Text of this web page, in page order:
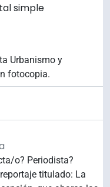
simple
Urbanismo y
fotocopia.
o? Periodista?
titulado: La